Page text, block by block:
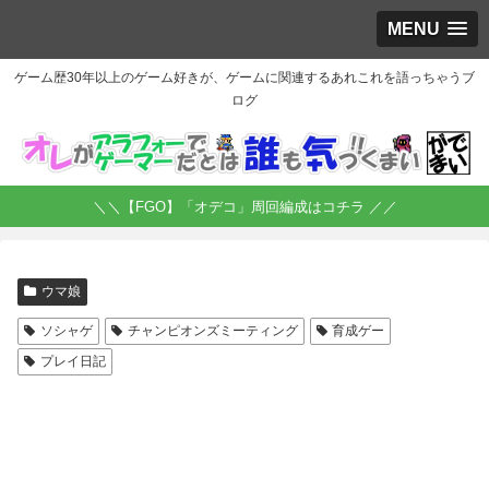
MENU
ゲーム歴30年以上のゲーム好きが、ゲームに関連するあれこれを語っちゃうブ
ログ
＼＼【FGO】「オデコ」周回編成はコチラ ／／
ウマ娘
ソシャゲ チャンピオンズミーティング
育成ゲー
プレイ日記